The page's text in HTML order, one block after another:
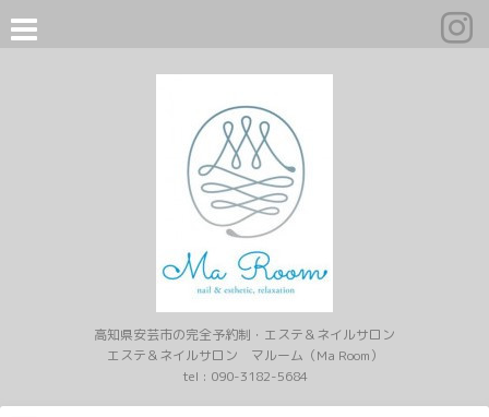
高知県安芸市の完全予約制・エステ＆ネイルサロン
エステ＆ネイルサロン マルーム（Ma Room）
tel : 090-3182-5684